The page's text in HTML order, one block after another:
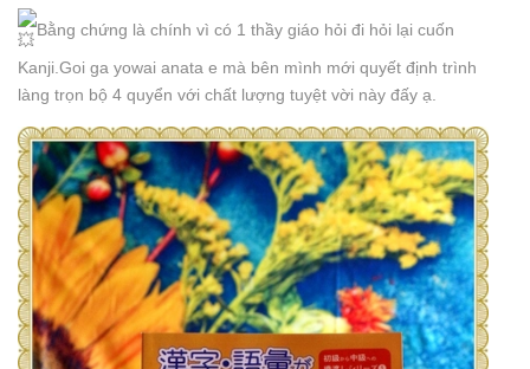
Bằng chứng là chính vì có 1 thầy giáo hỏi đi hỏi lại cuốn
Kanji.Goi ga yowai anata e mà bên mình mới quyết định trình
làng trọn bộ 4 quyển với chất lượng tuyệt vời này đấy ạ.